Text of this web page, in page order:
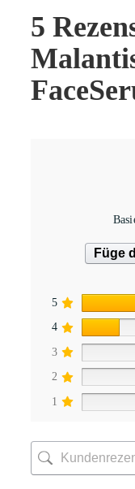
5
Füge
5
4
3
2
1